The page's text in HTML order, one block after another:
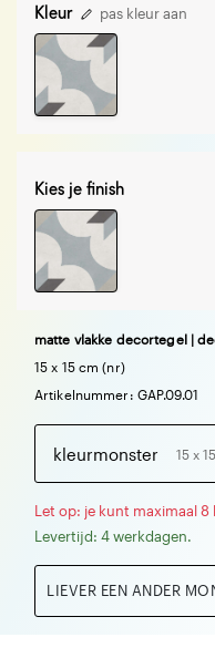
Kleur pas kleur aan
Kies je finish
matte vlakke decortegel |
15 x 15 cm (nr)
Artikelnummer: GAP.09.01
kleurmonster 15 x
Let op: je kunt maximaal
Levertijd: 4 werkdagen.
LIEVER EEN ANDER